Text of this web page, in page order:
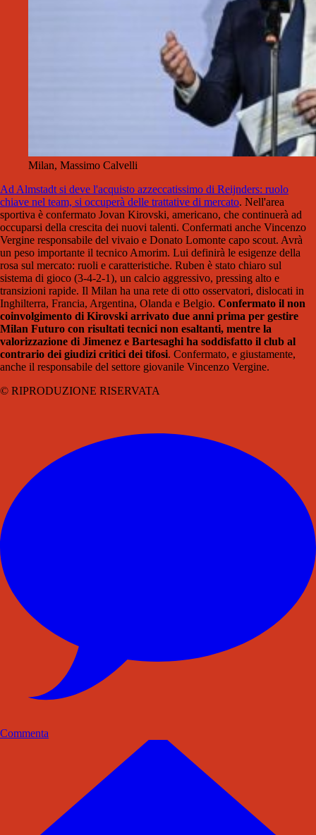
Milan, Massimo Calvelli
Ad Almstadt si deve l'acquisto azzeccatissimo di Reijnders: ruolo
chiave nel team, si occuperà delle trattative di mercato. Nell'area
sportiva è confermato Jovan Kirovski, americano, che continuerà ad
occuparsi della crescita dei nuovi talenti. Confermati anche Vincenzo
Vergine responsabile del vivaio e Donato Lomonte capo scout. Avrà
un peso importante il tecnico Amorim. Lui definirà le esigenze della
rosa sul mercato: ruoli e caratteristiche. Ruben è stato chiaro sul
sistema di gioco (3-4-2-1), un calcio aggressivo, pressing alto e
transizioni rapide. Il Milan ha una rete di otto osservatori, dislocati in
Inghilterra, Francia, Argentina, Olanda e Belgio. Confermato il non
coinvolgimento di Kirovski arrivato due anni prima per gestire
Milan Futuro con risultati tecnici non esaltanti, mentre la
valorizzazione di Jimenez e Bartesaghi ha soddisfatto il club al
contrario dei giudizi critici dei tifosi. Confermato, e giustamente,
anche il responsabile del settore giovanile Vincenzo Vergine.
© RIPRODUZIONE RISERVATA
Commenta